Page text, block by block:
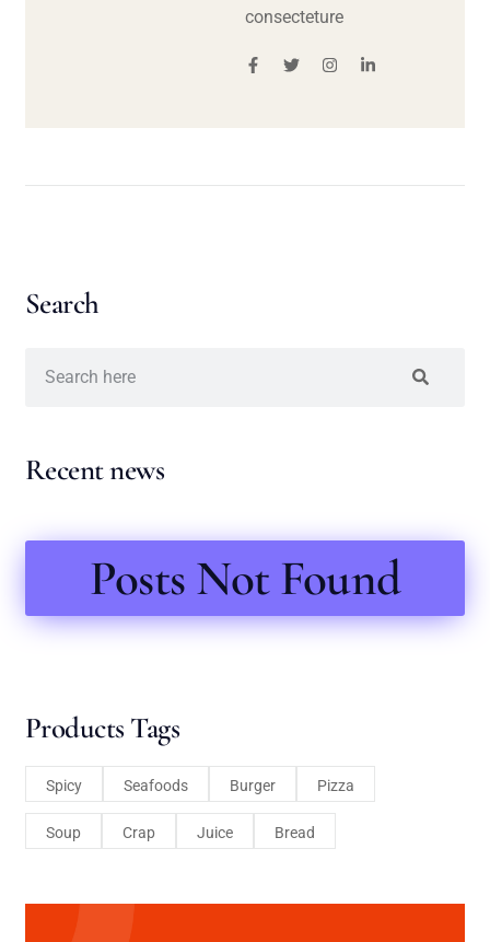
consecteture
Search
Recent news
Posts Not Found
Products Tags
Spicy Seafoods Burger Pizza
Soup Crap Juice Bread